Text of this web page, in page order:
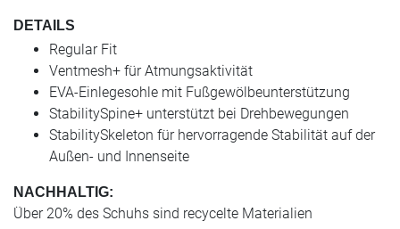
DETAILS
Regular Fit
Ventmesh+ für Atmungsaktivität
EVA-Einlegesohle mit Fußgewölbeunterstützung
StabilitySpine+ unterstützt bei Drehbewegungen
StabilitySkeleton für hervorragende Stabilität auf der
Außen- und Innenseite
NACHHALTIG:
Über 20% des Schuhs sind recycelte Materialien